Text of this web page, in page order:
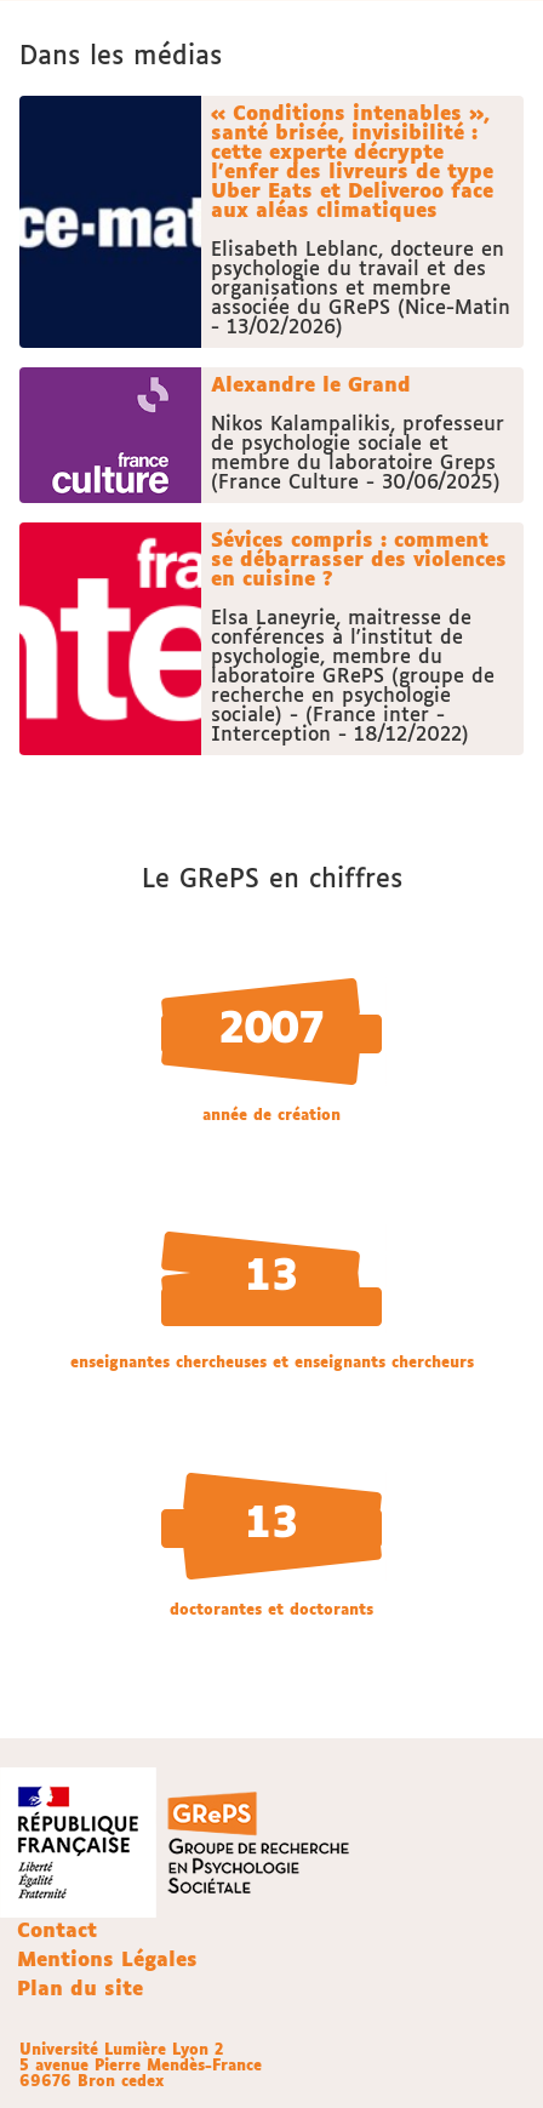
Dans les médias
« Conditions intenables »,
santé brisée, invisibilité :
cette experte décrypte
l’enfer des livreurs de type
Uber Eats et Deliveroo face
aux aléas climatiques
Elisabeth Leblanc, docteure en
psychologie du travail et des
organisations et membre
associée du GRePS (Nice-Matin
- 13/02/2026)
Alexandre le Grand
Nikos Kalampalikis, professeur
de psychologie sociale et
membre du laboratoire Greps
(France Culture - 30/06/2025)
Sévices compris : comment
se débarrasser des violences
en cuisine ?
Elsa Laneyrie, maitresse de
conférences à l'institut de
psychologie, membre du
laboratoire GRePS (groupe de
recherche en psychologie
sociale) - (France inter -
Interception - 18/12/2022)
Le GRePS en chiffres
2007
année de création
13
enseignantes chercheuses et enseignants chercheurs
13
doctorantes et doctorants
Contact
Mentions Légales
Plan du site
Université Lumière Lyon 2
5 avenue Pierre Mendès-France
69676 Bron cedex